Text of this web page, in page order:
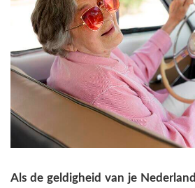
Als de geldigheid van je